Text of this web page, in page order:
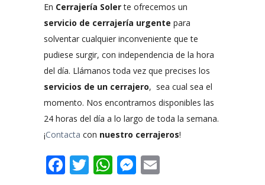
En Cerrajería Solerte ofrecemos un
servicio de cerrajería urgente para
solventar cualquier inconveniente que te
pudiese surgir, con independencia de la hora
del día. Llámanos toda vez que precises los
servicios de un cerrajero, sea cual sea el
momento. Nos encontramos disponibles las
24 horas del día a lo largo de toda la semana.
¡Contacta con nuestro cerrajeros!
Facebook
Twitter
WhatsApp
Messenger